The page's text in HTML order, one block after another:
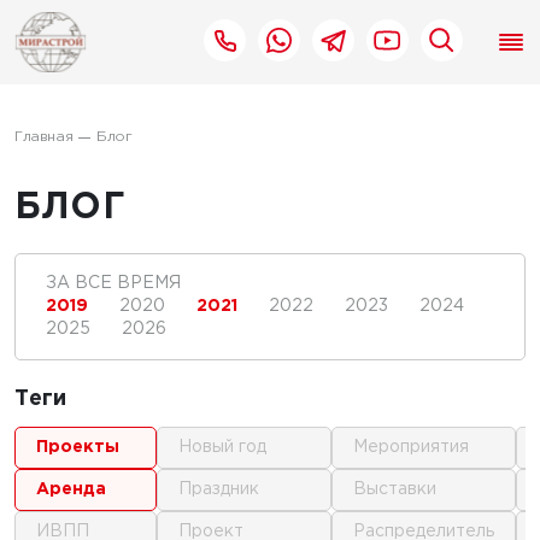
Главная Блог
БЛОГ
ЗА ВСЕ ВРЕМЯ
2019
2020 2021 2022 2023
2024
2025
2026
Теги
проекты
аренда
ИВПП
новый год
праздник
проект
мероприятия
выставки
распределитель